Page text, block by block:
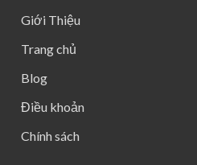
Giới Thiệu
Trang chủ
Blog
Điều khoản
Chính sách